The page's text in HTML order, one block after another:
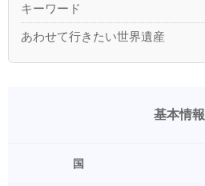
キーワード
あわせて行きたい世界遺産
基本情報
国